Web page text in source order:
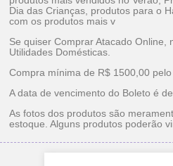
Dia das Crianças, produtos para o
com os produtos mais v
Se quiser Comprar Atacado
Utilidades Domésticas.
Compra mínima de R$ 1500,00
A data de vencimento do Boleto é
As fotos dos produtos são
estoque. Alguns produtos poderão